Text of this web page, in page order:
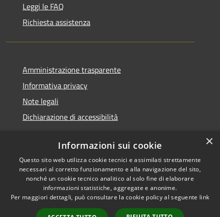
Leggi le FAQ
Richiesta assistenza
Amministrazione trasparente
Informativa privacy
Note legali
Dichiarazione di accessibilità
RSS
Accessibilità
Cookie
Mappa del sito
Copyright © 2026 • Comune di
Santa Teresa Gallura •
Powered byMunicipium
Accesso redazione
×
Informazioni sui cookie
Questo sito web utilizza cookie tecnici e assimilati strettamente
necessari al corretto funzionamento e alla navigazione del sito,
nonché un cookie tecnico analitico al solo fine di elaborare
informazioni statistiche, aggregate e anonime.
Per maggiori dettagli, può consultare la cookie policy al seguente link